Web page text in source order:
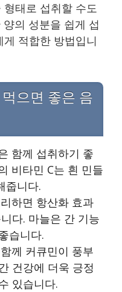
태로 섭취할 수도
의 성분을 쉽게 섭
적합한 방법입니
으면 좋은 음
함께 섭취하기 좋
비타민 C는 흰 민들
줍니다.
하면 항산화 효과
다. 마늘은 간 기능
습니다.
께 커큐민이 풍부
건강에 더욱 긍정
있습니다.